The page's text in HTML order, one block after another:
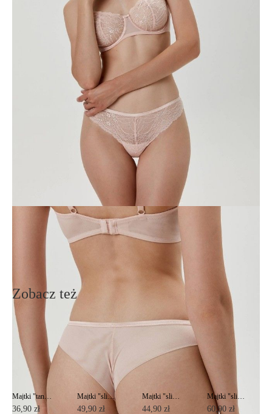
klasycznego romantycznego wizerunku. Ażurowa koronka z uroczym
kwiatowym wzorem podkreśla kobiecość, a siateczkowy materiał z
połyskiem, ozdobne wstążki i haftowane aplikacje elegancko
uzupełniają delikatny wizerunek.
- z niskim stanem,
- tylna część z podwójnej siatki,
- bawełniany klin.
1009020270010693
poliamid 90%; elastan 10%; podszewka klinowa: bawełna 100%
Podmiot odpowiedzialny
EuroTrade Tex Sp z o.o.
91-341, Łódź, Polska
Ten produkt nie ma pytań Możesz zadać pytanie, klikając przycisk
Zadaj pytanie
Nowe pytanie
Zobacz też
Majtki "tanga" WEEKEND RP0007
36,90 zł
Majtki "slipy" DAY BY DAY RP0001
49,90 zł
Majtki "slipy" DAY BY DAY RP0002
44,90 zł
Majtki "slipy" RENDEZVOUS RP2012
60,90 zł